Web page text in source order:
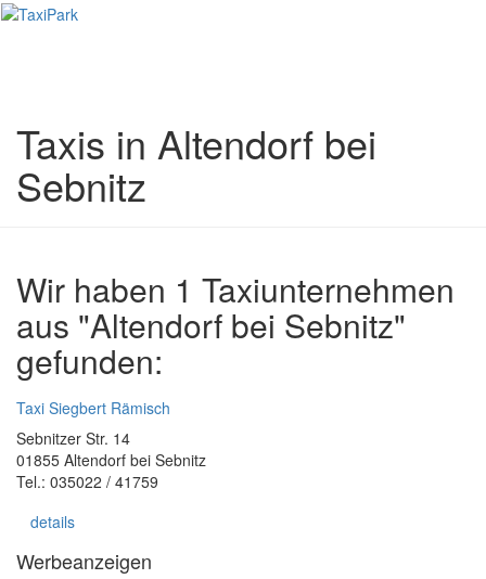
Taxis in Altendorf bei
Sebnitz
Wir haben 1 Taxiunternehmen
aus "Altendorf bei Sebnitz"
gefunden:
Taxi Siegbert Rämisch
Sebnitzer Str. 14
01855 Altendorf bei Sebnitz
Tel.: 035022 / 41759
details
Werbeanzeigen